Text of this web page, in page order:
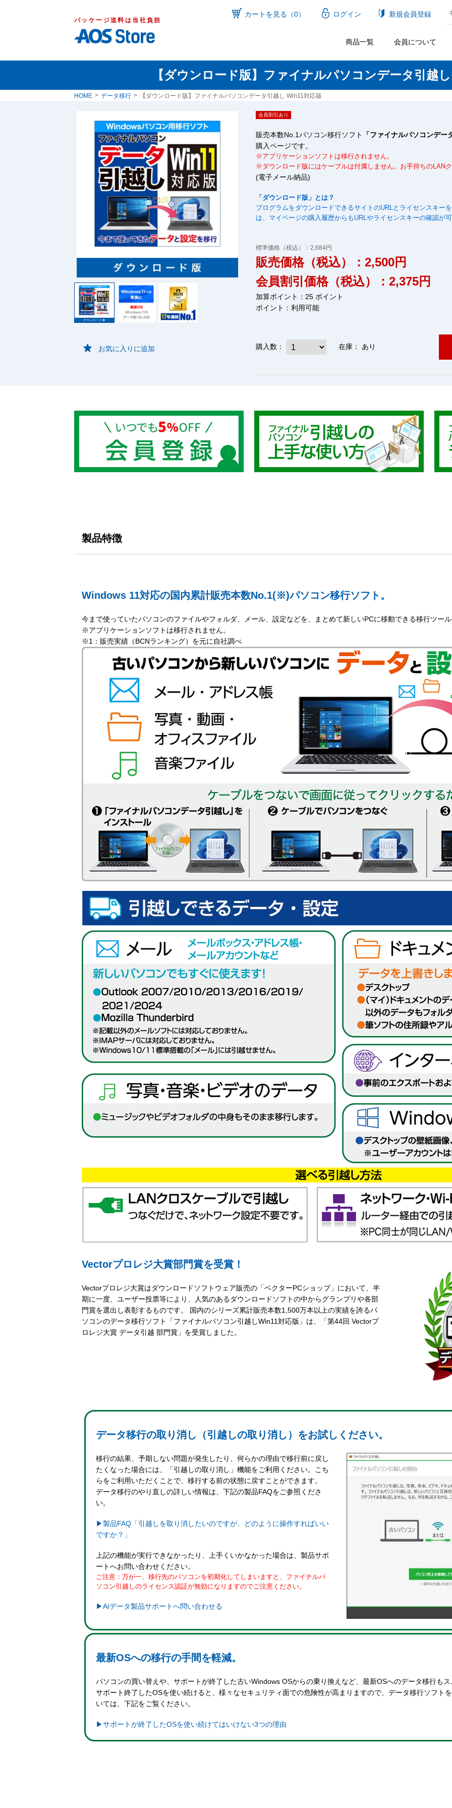
パッケージ送料は当社負担
カートを見る（0） ログイン 新規会員登録
商品一覧 会員について
【ダウンロード版】ファイナルパソコンデータ引越
HOME データ移行 【ダウンロード版】ファイナルパソコンデータ引越し Win11対応版
お気に入りに追加
会員割引あり
販売本数No.1パソコン移行ソフト
「ファイナルパソコンデ
購入ページです。
※アプリケーションソフトは移行されません。
※ダウンロード版にはケーブルは付属しません。お手持ちのLAN
(電子メール納品)
「ダウンロード版」とは？
プログラムをダウンロードできるサイトのURLとライセンスキー
は、マイページの購入履歴からもURLやライセンスキーの確認が
標準価格（税込）：2,684円
販売価格（税込）：2,500円
会員割引価格（税込）：2,375円
加算ポイント：25 ポイント
ポイント： 利用可能
購入数： 在庫： あり
製品特徴
Windows 11対応の国内累計販売本数No.1(※)パソコン移行ソフト。
今まで使っていたパソコンのファイルやフォルダ、メール、設定などを、まとめて新しいPCに移動できる移行ツー
※アプリケーションソフトは移行されません。
※1：販売実績（BCNランキング）を元に自社調べ
Vectorプロレジ大賞部門賞を受賞！
Vectorプロレジ大賞はダウンロードソフトウェア販売の「ベクターPCショップ」において、半
期に一度、ユーザー投票等により、人気のあるダウンロードソフトの中からグランプリや各部
門賞を選出し表彰するものです。 国内のシリーズ累計販売本数1,500万本以上の実績を誇るパ
ソコンのデータ移行ソフト「ファイナルパソコン引越しWin11対応版」は、「第44回 Vectorプ
ロレジ大賞 データ引越 部門賞」を受賞しました。
データ移行の取り消し（引越しの取り消し）をお試しください。
移行の結果、予期しない問題が発生したり、何らかの理由で移行前に戻し
たくなった場合には、「引越しの取り消し」機能をご利用ください。こち
らをご利用いただくことで、移行する前の状態に戻すことができます。
データ移行のやり直しの詳しい情報は、下記の製品FAQをご参照くださ
い。
▶製品FAQ「引越しを取り消したいのですが、どのように操作すればいい
ですか？」
上記の機能が実行できなかったり、上手くいかなかった場合は、製品サポ
ートへお問い合わせください。
ご注意：万が一、移行先のパソコンを初期化してしまいますと、ファイナルパ
ソコン引越しのライセンス認証が無効になりますのでご注意ください。
▶AIデータ製品サポートへ問い合わせる
最新OSへの移行の手間を軽減。
パソコンの買い替えや、サポートが終了した古いWindows OSからの乗り換えなど、最新OSへのデータ移行も
サポート終了したOSを使い続けると、様々なセキュリティ面での危険性が高まりますので、データ移行ソフト
いては、下記をご覧ください。
▶サポートが終了したOSを使い続けてはいけない3つの理由